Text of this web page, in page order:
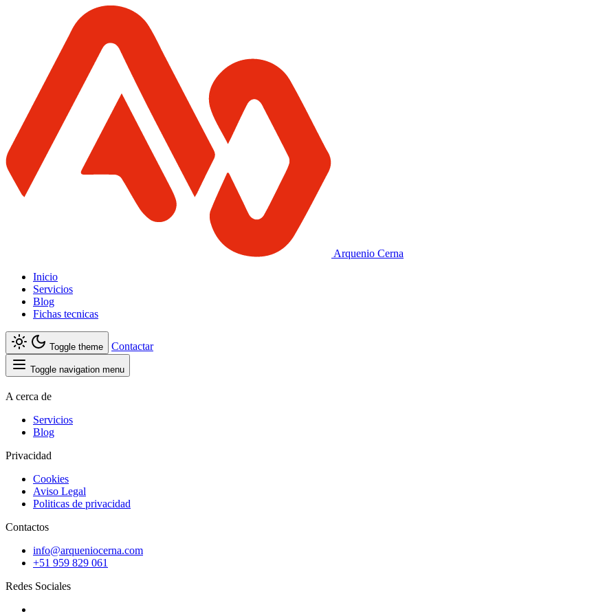
Arquenio Cerna
Inicio
Servicios
Blog
Fichas tecnicas
Toggle theme Contactar
Toggle navigation menu
A cerca de
Servicios
Blog
Privacidad
Cookies
Aviso Legal
Politicas de privacidad
Contactos
info@arqueniocerna.com
+51 959 829 061
Redes Sociales